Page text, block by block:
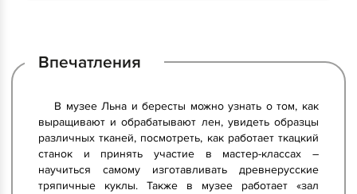
Впечатления
В музее Льна и бересты можно узнать о том, как
выращивают и обрабатывают лен, увидеть образцы
различных тканей, посмотреть, как работает ткацкий
станок и принять участие в мастер-классах –
научиться самому изготавливать древнерусские
тряпичные куклы. Также в музее работает «зал